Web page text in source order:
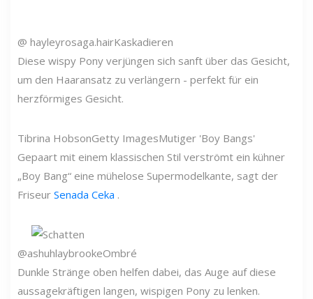
@ hayleyrosaga.hairKaskadieren
Diese wispy Pony verjüngen sich sanft über das Gesicht,
um den Haaransatz zu verlängern - perfekt für ein
herzförmiges Gesicht.
Tibrina HobsonGetty ImagesMutiger 'Boy Bangs'
Gepaart mit einem klassischen Stil verströmt ein kühner
„Boy Bang“ eine mühelose Supermodelkante, sagt der
Friseur Senada Ceka .
@ashuhlaybrookeOmbré
Dunkle Stränge oben helfen dabei, das Auge auf diese
aussagekräftigen langen, wispigen Pony zu lenken.